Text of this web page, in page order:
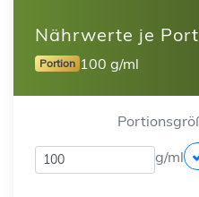
Nährwerte je
Portion 100 g/ml
g/ml